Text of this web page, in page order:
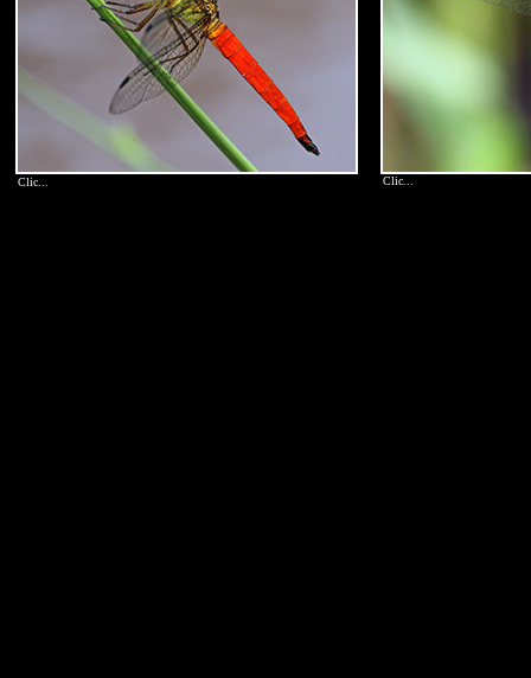
Clic... Clic...